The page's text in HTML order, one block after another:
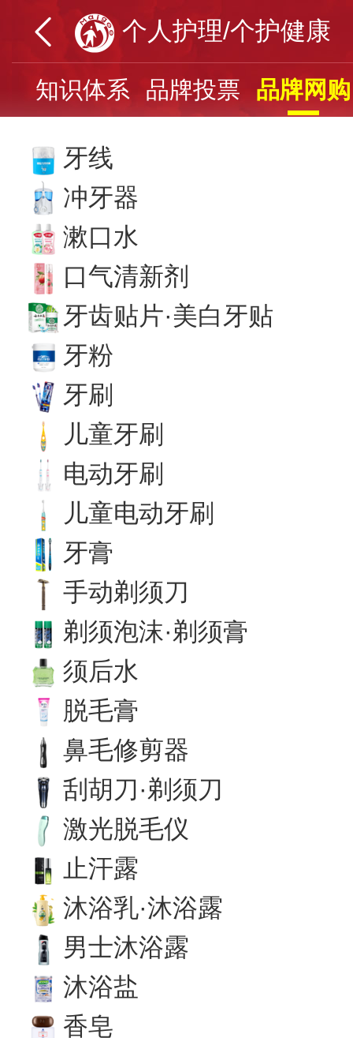
个人护理/个护健康
知识体系 品牌投票 品牌网购
牙线
冲牙器
漱口水
口气清新剂
牙齿贴片·美白牙贴
牙粉
牙刷
儿童牙刷
电动牙刷
儿童电动牙刷
牙膏
手动剃须刀
剃须泡沫·剃须膏
须后水
脱毛膏
鼻毛修剪器
刮胡刀·剃须刀
激光脱毛仪
止汗露
沐浴乳·沐浴露
男士沐浴露
沐浴盐
香皂